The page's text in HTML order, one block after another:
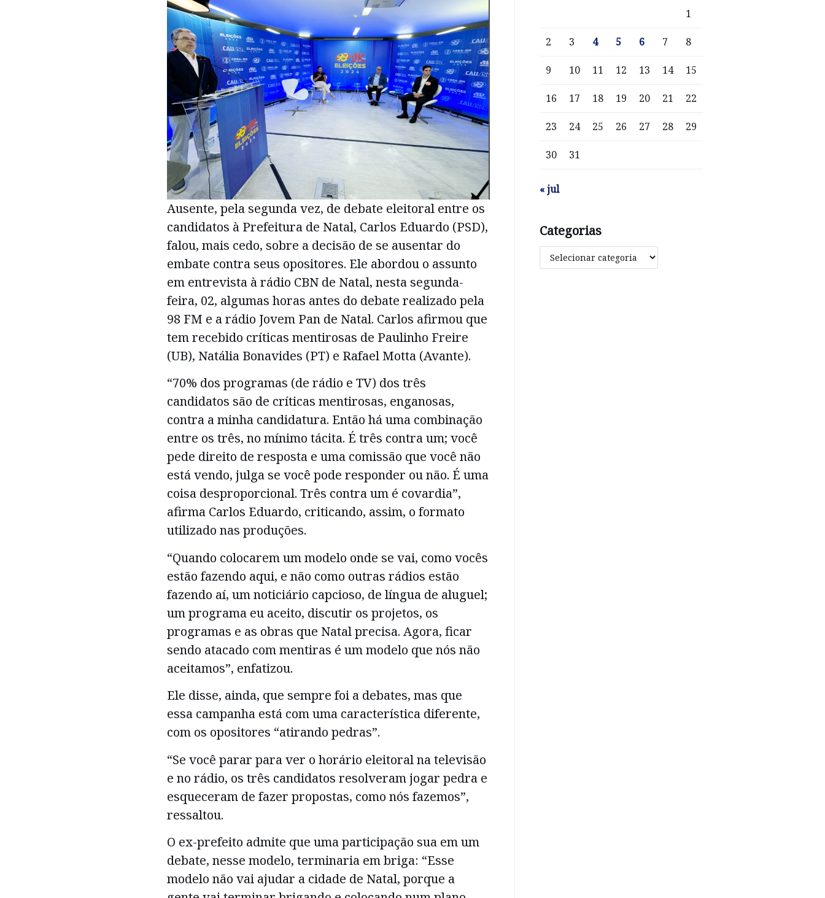
Ausente, pela segunda vez, de debate eleitoral entre os
candidatos à Prefeitura de Natal, Carlos Eduardo (PSD),
falou, mais cedo, sobre a decisão de se ausentar do
embate contra seus opositores. Ele abordou o assunto
em entrevista à rádio CBN de Natal, nesta segunda-
feira, 02, algumas horas antes do debate realizado pela
98 FM e a rádio Jovem Pan de Natal. Carlos afirmou que
tem recebido críticas mentirosas de Paulinho Freire
(UB), Natália Bonavides (PT) e Rafael Motta (Avante).
“70% dos programas (de rádio e TV) dos três
candidatos são de críticas mentirosas, enganosas,
contra a minha candidatura. Então há uma combinação
entre os três, no mínimo tácita. É três contra um; você
pede direito de resposta e uma comissão que você não
está vendo, julga se você pode responder ou não. É uma
coisa desproporcional. Três contra um é covardia”,
afirma Carlos Eduardo, criticando, assim, o formato
utilizado nas produções.
“Quando colocarem um modelo onde se vai, como vocês
estão fazendo aqui, e não como outras rádios estão
fazendo aí, um noticiário capcioso, de língua de aluguel;
um programa eu aceito, discutir os projetos, os
programas e as obras que Natal precisa. Agora, ficar
sendo atacado com mentiras é um modelo que nós não
aceitamos”, enfatizou.
Ele disse, ainda, que sempre foi a debates, mas que
essa campanha está com uma característica diferente,
com os opositores “atirando pedras”.
“Se você parar para ver o horário eleitoral na televisão
e no rádio, os três candidatos resolveram jogar pedra e
esqueceram de fazer propostas, como nós fazemos”,
ressaltou.
O ex-prefeito admite que uma participação sua em um
debate, nesse modelo, terminaria em briga: “Esse
modelo não vai ajudar a cidade de Natal, porque a
1
2 3 4 5 6 7 8
9 10 11 12 13 14 15
16 17 18 19 20 21 22
23 24 25 26 27 28 29
30 31
« jul
Categorias